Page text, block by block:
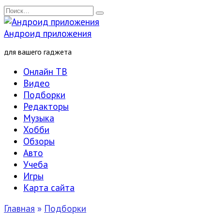
Перейти
к
содержанию
Search
for:
Андроид приложения
для вашего гаджета
Онлайн ТВ
Видео
Подборки
Редакторы
Музыка
Хобби
Обзоры
Авто
Учеба
Игры
Карта сайта
Главная » Подборки